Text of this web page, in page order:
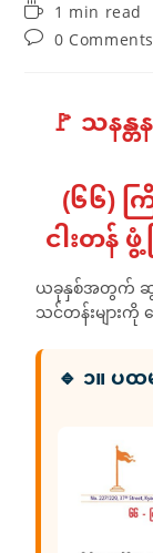
1 min read
0 Comments
🚩 သနန္
(၆၆)
ငါးတန်
ယခုနှစ်အတွက် ဆွယံ
သင်တန်းများကို
🔹 ၁။ ပ